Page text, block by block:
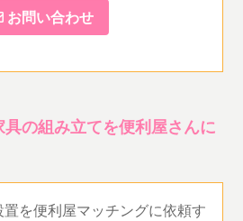
お問い合わせ
の組み立てを便利屋さんに
を便利屋マッチングに依頼す